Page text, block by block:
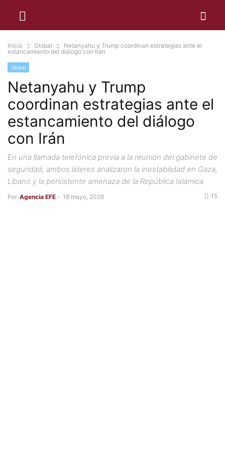
Inicio Global
Netanyahu y Trump coordinan estrategias ante el
estancamiento del diálogo con Irán
Global
Netanyahu y Trump
coordinan estrategias ante el
estancamiento del diálogo
con Irán
En una llamada telefónica previa a la reunión del gabinete de
seguridad, ambos líderes analizaron la inestabilidad en Gaza,
Líbano y la persistente amenaza de la República Islámica
Por Agencia EFE - 18 mayo, 2026 15